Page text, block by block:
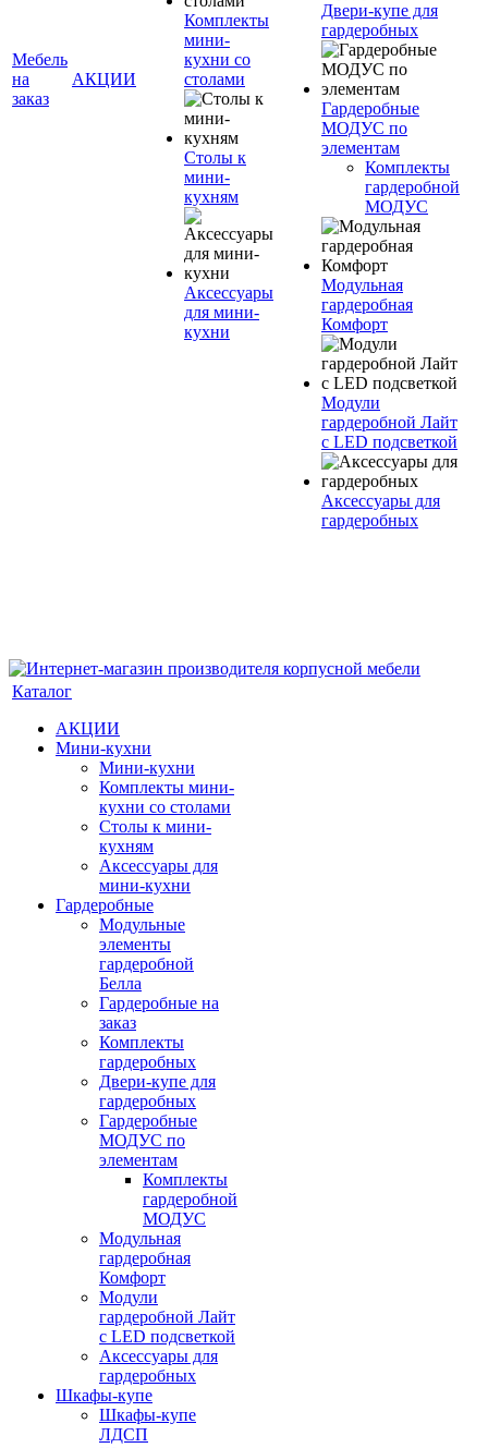
Мебель
на
заказ
АКЦИИ
Комплекты
мини-
кухни со
столами
Столы к
мини-
кухням
Аксессуары
для мини-
кухни
Двери-купе для
гардеробных
Гардеробные
МОДУС по
элементам
Комплекты
гардеробной
МОДУС
Модульная
гардеробная
Комфорт
Модули
гардеробной Лайт
с LED подсветкой
Аксессуары для
гардеробных
Каталог
АКЦИИ
Мини-кухни
Мини-кухни
Комплекты мини-
кухни со столами
Столы к мини-
кухням
Аксессуары для
мини-кухни
Гардеробные
Модульные
элементы
гардеробной
Белла
Гардеробные на
заказ
Комплекты
гардеробных
Двери-купе для
гардеробных
Гардеробные
МОДУС по
элементам
Комплекты
гардеробной
МОДУС
Модульная
гардеробная
Комфорт
Модули
гардеробной Лайт
с LED подсветкой
Аксессуары для
гардеробных
Шкафы-купе
Шкафы-купе
ЛДСП